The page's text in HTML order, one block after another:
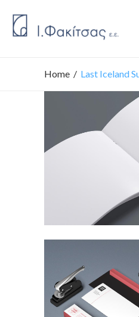
Home / Last Iceland